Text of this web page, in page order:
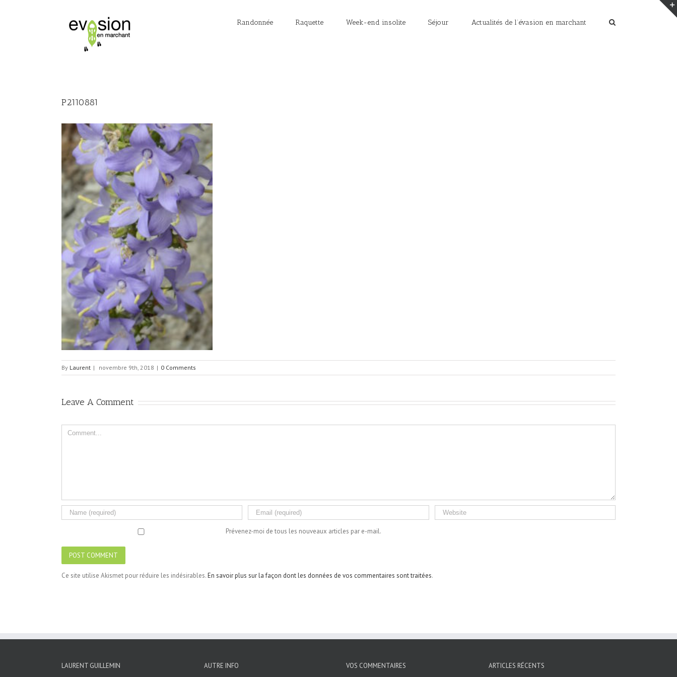
Randonnée Raquette Week-end insolite Séjour Actualités de l’évasion en marchant
P2110881
By Laurent | novembre 9th, 2018 | 0 Comments
Leave A Comment
Comment
Prévenez-moi de tous les nouveaux articles par e-mail.
Ce site utilise Akismet pour réduire les indésirables.En savoir plus sur la façon dont les données de vos commentaires sont traitées.
LAURENT GUILLEMIN AUTRE INFO VOS COMMENTAIRES ARTICLES RÉCENTS